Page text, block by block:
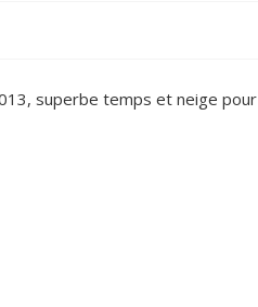
superbe temps et neige pour